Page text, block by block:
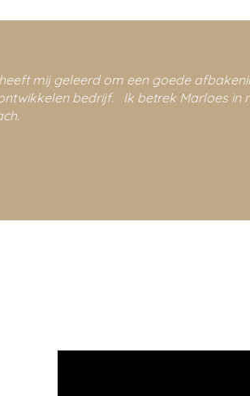
mij geleerd om een goede
bedrijf. Ik betrek Marloes in